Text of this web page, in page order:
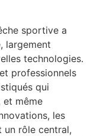
sportive a
largement
technologies.
professionnels
qui
et même
les
un rôle central,